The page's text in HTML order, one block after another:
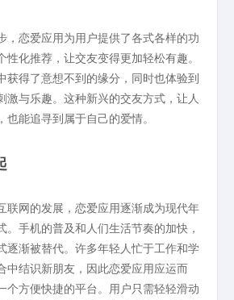
，恋爱应用为用户提供了各式各样的功
性化推荐，让交友变得更加轻松有趣。
获得了意想不到的缘分，同时也体验到
激与乐趣。这种新兴的交友方式，让人
能追寻到属于自己的爱情。
联网的发展，恋爱应用逐渐成为现代年
。手机的普及和人们生活节奏的加快，
逐渐被替代。许多年轻人忙于工作和学
中结识新朋友，因此恋爱应用应运而
个方便快捷的平台。用户只需轻轻滑动